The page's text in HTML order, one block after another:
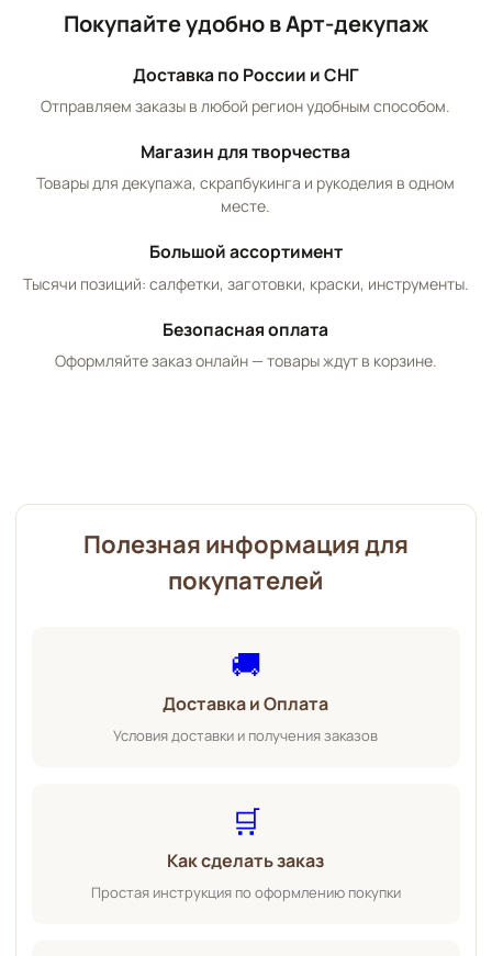
Покупайте удобно в Арт-декупаж
Доставка по России и СНГ
Отправляем заказы в любой регион удобным способом.
Магазин для творчества
Товары для декупажа, скрапбукинга и рукоделия в одном
месте.
Большой ассортимент
Тысячи позиций: салфетки, заготовки, краски, инструменты.
Безопасная оплата
Оформляйте заказ онлайн — товары ждут в корзине.
Полезная информация для
покупателей
🚚
Доставка и Оплата
Условия доставки и получения заказов
🛒
Как сделать заказ
Простая инструкция по оформлению покупки